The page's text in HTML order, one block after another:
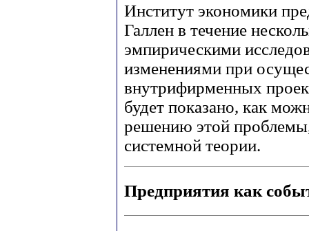
Институт экономики
Галлен в течение
эмпирическими
изменениями при
внутрифирменных
будет показано, как
решению этой
системной теории.
Предприятия как